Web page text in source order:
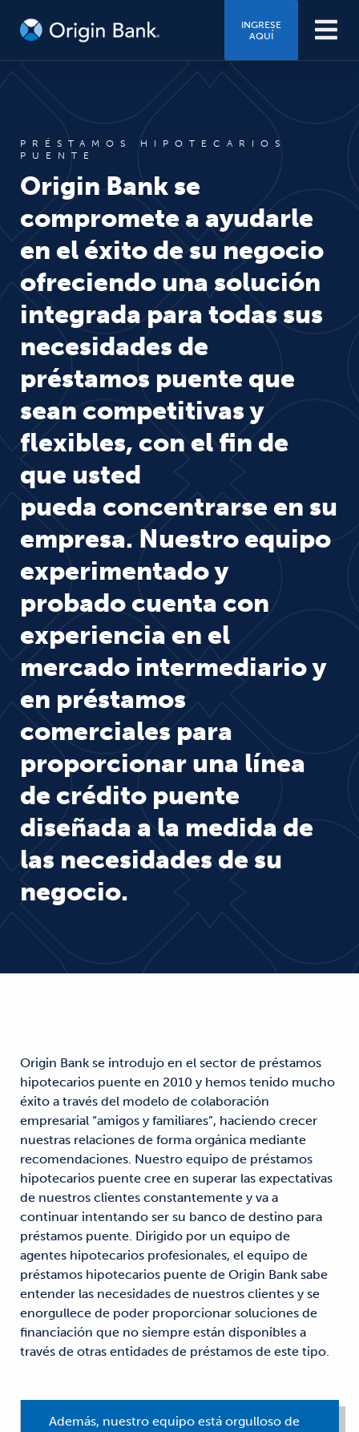
INGRESE
AQUÍ
PRÉSTAMOS HIPOTECARIOS
PUENTE
Origin Bank se
compromete a ayudarle
en el éxito de su negocio
ofreciendo una solución
integrada para todas sus
necesidades de
préstamos puente que
sean competitivas y
flexibles, con el fin de
que usted
pueda concentrarse en su
empresa. Nuestro equipo
experimentado y
probado cuenta con
experiencia en el
mercado intermediario y
en préstamos
comerciales para
proporcionar una línea
de crédito puente
diseñada a la medida de
las necesidades de su
negocio.
Origin Bank se introdujo en el sector de préstamos
hipotecarios puente en 2010 y hemos tenido mucho
éxito a través del modelo de colaboración
empresarial “amigos y familiares”, haciendo crecer
nuestras relaciones de forma orgánica mediante
recomendaciones. Nuestro equipo de préstamos
hipotecarios puente cree en superar las expectativas
de nuestros clientes constantemente y va a
continuar intentando ser su banco de destino para
préstamos puente. Dirigido por un equipo de
agentes hipotecarios profesionales, el equipo de
préstamos hipotecarios puente de Origin Bank sabe
entender las necesidades de nuestros clientes y se
enorgullece de poder proporcionar soluciones de
financiación que no siempre están disponibles a
través de otras entidades de préstamos de este tipo.
Además, nuestro equipo está orgulloso de